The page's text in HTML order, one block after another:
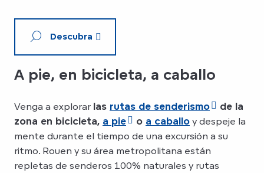
Descubra
A pie, en bicicleta, a caballo
Venga a explorar las rutas de senderismo
de la
zona en bicicleta, a pie o a caballo y despeje la
mente durante el tiempo de una excursión a su
ritmo. Rouen y su área metropolitana están
repletas de senderos 100% naturales y rutas